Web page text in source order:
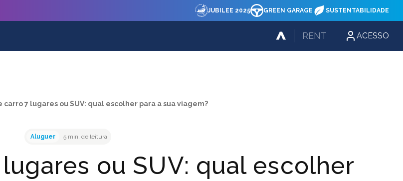
JUBILEE 2025 GREEN GARAGE SUSTENTABILIDADE
RENT ACESSO
carro 7 lugares ou SUV: qual escolher para a sua viagem?
Aluguer 5 min. de leitura
ou SUV: qual escolher